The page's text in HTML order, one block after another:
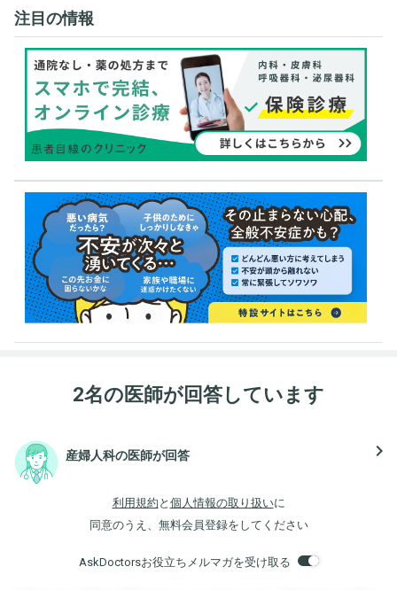
注目の情報
2名の医師が回答しています
産婦人科の医師が回答 navigate_next
利用規約 と 個人情報の取り扱いに
同意のうえ、無料会員登録をしてください
AskDoctorsお役立ちメルマガを受け取る